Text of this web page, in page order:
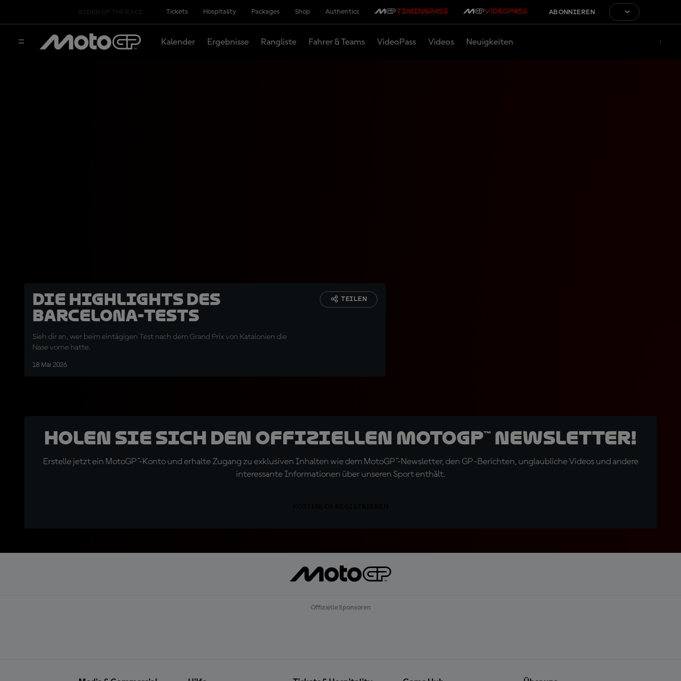
Tickets Hospitality Packages Shop Authentics ABONNIEREN
Kalender Ergebnisse Rangliste Fahrer & Teams VideoPass Videos Neuigkeiten
Die Highlights des
Barcelona-Tests
Sieh dir an, wer beim eintägigen Test nach dem Grand Prix von Katalonien die
Nase vorne hatte.
18 Mai 2026
TEILEN
Holen Sie sich den offiziellen MotoGP™ Newsletter!
Erstelle jetzt ein MotoGP™-Konto und erhalte Zugang zu exklusiven Inhalten wie dem MotoGP™-Newsletter, den GP-Berichten, unglaubliche Videos und andere
interessante Informationen über unseren Sport enthält.
Offizielle Sponsoren